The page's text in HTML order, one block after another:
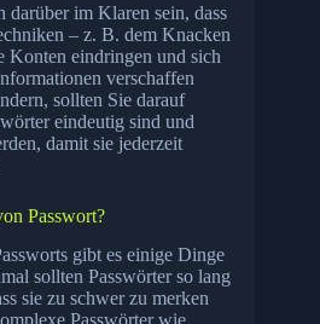
darüber im Klaren sein, dass
– z. B. dem Knacken
Konten eindringen und sich
verschaffen
sollten Sie darauf
eindeutig sind und
damit sie jederzeit
Passwort?
gibt es einige Dinge
sollten Passwörter so lang
sie zu schwer zu merken